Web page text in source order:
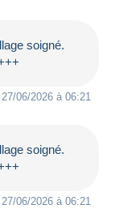
soigné.
27/06/2026 à 06:21
soigné.
27/06/2026 à 06:21